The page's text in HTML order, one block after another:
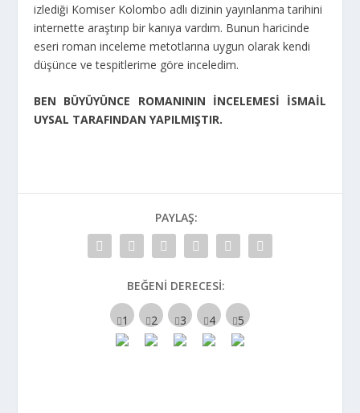
izlediği Komiser Kolombo adlı dizinin yayınlanma tarihini
internette araştırıp bir kanıya vardım. Bunun haricinde
eseri roman inceleme metotlarına uygun olarak kendi
düşünce ve tespitlerime göre inceledim.
BEN BÜYÜYÜNCE ROMANININ İNCELEMESİ İSMAİL
UYSAL TARAFINDAN YAPILMIŞTIR.
PAYLAŞ:
BEĞENI DERECESI: